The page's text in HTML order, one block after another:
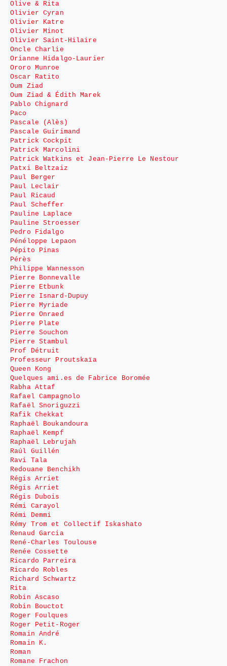
Olive & Rita
Olivier Cyran
Olivier Katre
Olivier Minot
Olivier Saint-Hilaire
Oncle Charlie
Orianne Hidalgo-Laurier
Ororo Munroe
Oscar Ratito
Oum Ziad
Oum Ziad & Édith Marek
Pablo Chignard
Paco
Pascale (Alès)
Pascale Guirimand
Patrick Cockpit
Patrick Marcolini
Patrick Watkins et Jean-Pierre Le Nestour
Patxi Beltzaiz
Paul Berger
Paul Leclair
Paul Ricaud
Paul Scheffer
Pauline Laplace
Pauline Stroesser
Pedro Fidalgo
Pénéloppe Lepaon
Pépito Pinas
Pérès
Philippe Wannesson
Pierre Bonnevalle
Pierre Etbunk
Pierre Isnard-Dupuy
Pierre Myriade
Pierre Onraed
Pierre Plate
Pierre Souchon
Pierre Stambul
Prof Détruit
Professeur Proutskaïa
Queen Kong
Quelques ami.es de Fabrice Boromée
Rabha Attaf
Rafael Campagnolo
Rafaël Snoriguzzi
Rafik Chekkat
Raphaël Boukandoura
Raphaël Kempf
Raphaël Lebrujah
Raúl Guillén
Ravi Tala
Redouane Benchikh
Régis Arriet
Régis Arriet
Régis Dubois
Rémi Carayol
Rémi Demmi
Rémy Trom et Collectif Iskashato
Renaud Garcia
René-Charles Toulouse
Renée Cossette
Ricardo Parreira
Ricardo Robles
Richard Schwartz
Rita
Robin Ascaso
Robin Bouctot
Roger Foulques
Roger Petit-Roger
Romain André
Romain K.
Roman
Romane Frachon